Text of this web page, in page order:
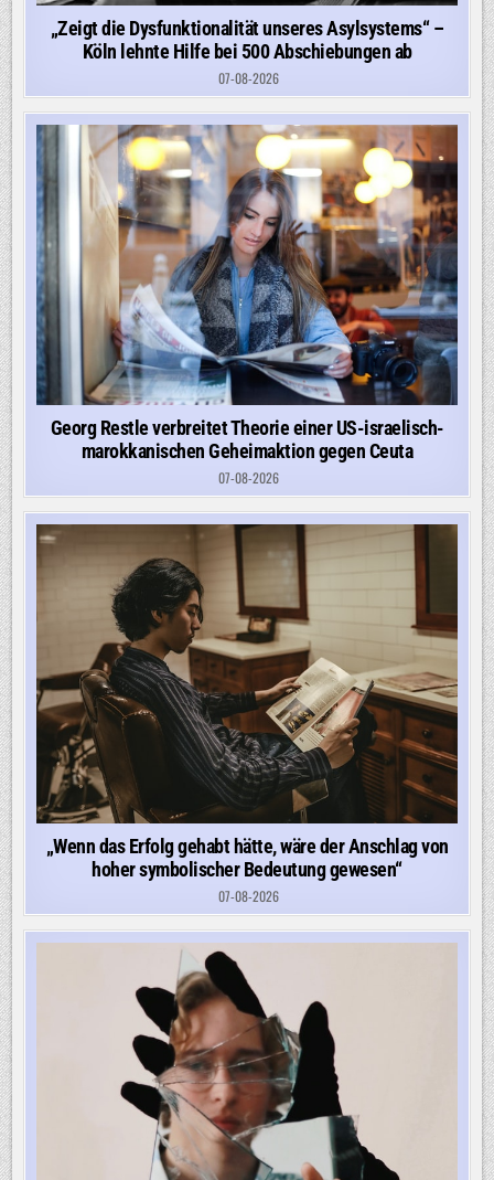
„Zeigt die Dysfunktionalität unseres Asylsystems“ –
Köln lehnte Hilfe bei 500 Abschiebungen ab
07-08-2026
Georg Restle verbreitet Theorie einer US-israelisch-
marokkanischen Geheimaktion gegen Ceuta
07-08-2026
„Wenn das Erfolg gehabt hätte, wäre der Anschlag von
hoher symbolischer Bedeutung gewesen“
07-08-2026